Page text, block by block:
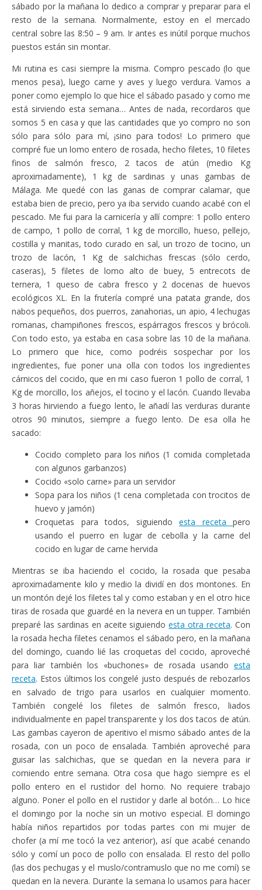
sábado por la mañana lo dedico a comprar y preparar para el
resto de la semana. Normalmente, estoy en el mercado
central sobre las 8:50 – 9 am. Ir antes es inútil porque muchos
puestos están sin montar.
Mi rutina es casi siempre la misma. Compro pescado (lo que
menos pesa), luego carne y aves y luego verdura. Vamos a
poner como ejemplo lo que hice el sábado pasado y como me
está sirviendo esta semana… Antes de nada, recordaros que
somos 5 en casa y que las cantidades que yo compro no son
sólo para sólo para mí, ¡sino para todos! Lo primero que
compré fue un lomo entero de rosada, hecho filetes, 10 filetes
finos de salmón fresco, 2 tacos de atún (medio Kg
aproximadamente), 1 kg de sardinas y unas gambas de
Málaga. Me quedé con las ganas de comprar calamar, que
estaba bien de precio, pero ya iba servido cuando acabé con el
pescado. Me fui para la carnicería y allí compre: 1 pollo entero
de campo, 1 pollo de corral, 1 kg de morcillo, hueso, pellejo,
costilla y manitas, todo curado en sal, un trozo de tocino, un
trozo de lacón, 1 Kg de salchichas frescas (sólo cerdo,
caseras), 5 filetes de lomo alto de buey, 5 entrecots de
ternera, 1 queso de cabra fresco y 2 docenas de huevos
ecológicos XL. En la frutería compré una patata grande, dos
nabos pequeños, dos puerros, zanahorias, un apio, 4 lechugas
romanas, champiñones frescos, espárragos frescos y brócoli.
Con todo esto, ya estaba en casa sobre las 10 de la mañana.
Lo primero que hice, como podréis sospechar por los
ingredientes, fue poner una olla con todos los ingredientes
cárnicos del cocido, que en mi caso fueron 1 pollo de corral, 1
Kg de morcillo, los añejos, el tocino y el lacón. Cuando llevaba
3 horas hirviendo a fuego lento, le añadí las verduras durante
otros 90 minutos, siempre a fuego lento. De esa olla he
sacado:
Cocido completo para los niños (1 comida completada
con algunos garbanzos)
Cocido «solo carne» para un servidor
Sopa para los niños (1 cena completada con trocitos de
huevo y jamón)
Croquetas para todos, siguiendo esta receta pero
usando el puerro en lugar de cebolla y la carne del
cocido en lugar de carne hervida
Mientras se iba haciendo el cocido, la rosada que pesaba
aproximadamente kilo y medio la dividí en dos montones. En
un montón dejé los filetes tal y como estaban y en el otro hice
tiras de rosada que guardé en la nevera en un tupper. También
preparé las sardinas en aceite siguiendoesta otra receta. Con
la rosada hecha filetes cenamos el sábado pero, en la mañana
del domingo, cuando lié las croquetas del cocido, aproveché
para liar también los «buchones» de rosada usando esta
receta. Estos últimos los congelé justo después de rebozarlos
en salvado de trigo para usarlos en cualquier momento.
También congelé los filetes de salmón fresco, liados
individualmente en papel transparente y los dos tacos de atún.
Las gambas cayeron de aperitivo el mismo sábado antes de la
rosada, con un poco de ensalada. También aproveché para
guisar las salchichas, que se quedan en la nevera para ir
comiendo entre semana. Otra cosa que hago siempre es el
pollo entero en el rustidor del horno. No requiere trabajo
alguno. Poner el pollo en el rustidor y darle al botón… Lo hice
el domingo por la noche sin un motivo especial. El domingo
había niños repartidos por todas partes con mi mujer de
chofer (a mí me tocó la vez anterior), así que acabé cenando
sólo y comí un poco de pollo con ensalada. El resto del pollo
(las dos pechugas y el muslo/contramuslo que no me comí) se
quedan en la nevera. Durante la semana lo usamos para hacer